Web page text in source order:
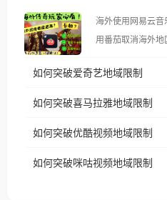
像其他音乐平台
仅能在中国大陆地区播放。 遇到这
台湾、美国、加
权限制所困扰。
海外使用网易云
用番茄取消海外地区限制。 当在海
播放”的提示语。 海外用户如香港、澳门、台湾、美
制问题，且仅能在中国大
户收听网易云音乐
如何突破爱奇艺地域限制
如何突破喜马拉雅地域限制
如何突破优酷视频地域限制
如何突破咪咕视频地域限制